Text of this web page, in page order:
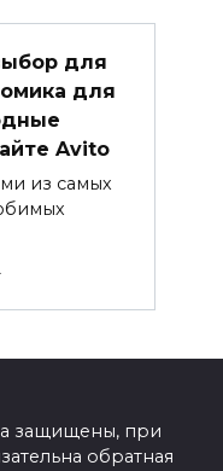
для
для
Avito
из самых
защищены, при
обратная